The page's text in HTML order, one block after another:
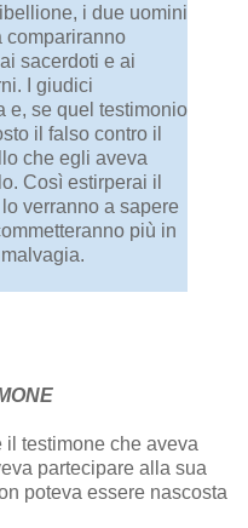
i due uomini
compariranno
sacerdoti e ai
I giudici
e, se quel testimonio
il falso contro il
che egli aveva
Così estirperai il
verranno a sapere
più in
il testimone che aveva
partecipare alla sua
poteva essere nascosta